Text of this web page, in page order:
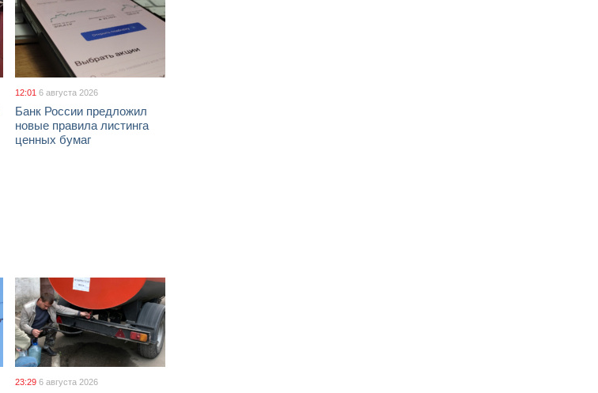
12:01 6 августа 2026
Банк России предложил
новые правила листинга
ценных бумаг
23:29 6 августа 2026